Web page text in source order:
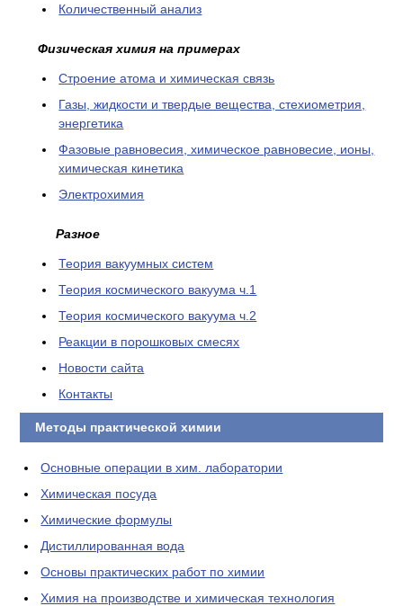
Количественный анализ
Физическая химия на примерах
Cтроение атома и химическая связь
Газы, жидкости и твердые вещества, стехиометрия,
энергетика
Фазовые равновесия, химическое равновесие, ионы,
химическая кинетика
Электрохимия
Разное
Теория вакуумных систем
Теория космического вакуума ч.1
Теория космического вакуума ч.2
Реакции в порошковых смесях
Новости сайта
Контакты
Методы практической химии
Основные операции в хим. лаборатории
Химическая посуда
Химические формулы
Дистиллированная вода
Основы практических работ по химии
Химия на производстве и химическая технология